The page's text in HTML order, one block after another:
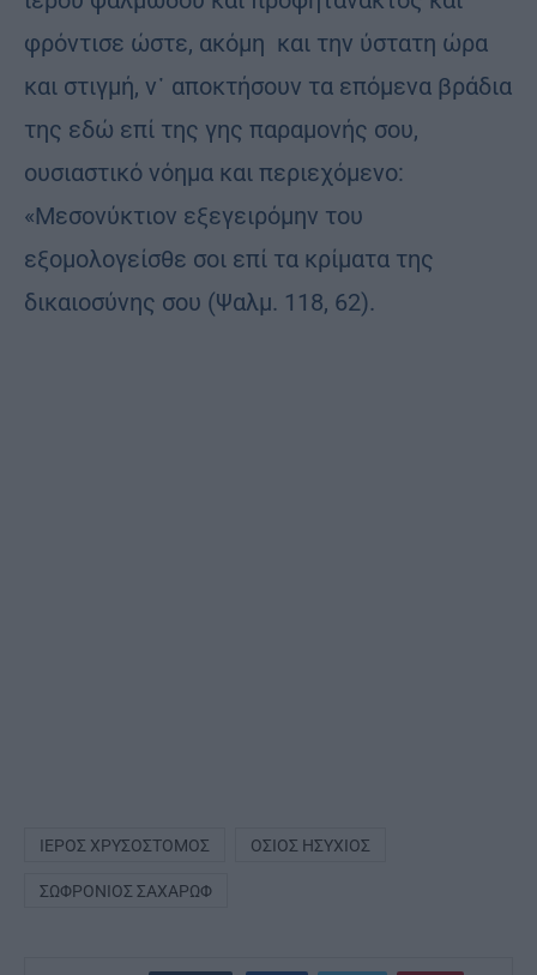
φρόντισε ώστε, ακόμη και την ύστατη ώρα
και στιγμή, ν᾿ αποκτήσουν τα επόμενα βράδια
της εδώ επί της γης παραμονής σου,
ουσιαστικό νόημα και περιεχόμενο:
«Μεσονύκτιον εξεγειρόμην του
εξομολογείσθε σοι επί τα κρίματα της
δικαιοσύνης σου (Ψαλμ. 118, 62).
ΙΕΡΌΣ ΧΡΥΣΌΣΤΟΜΟΣ ΟΣΙΟΣ ΗΣΎΧΙΟΣ
ΣΩΦΡΌΝΙΟΣ ΣΑΧΆΡΩΦ